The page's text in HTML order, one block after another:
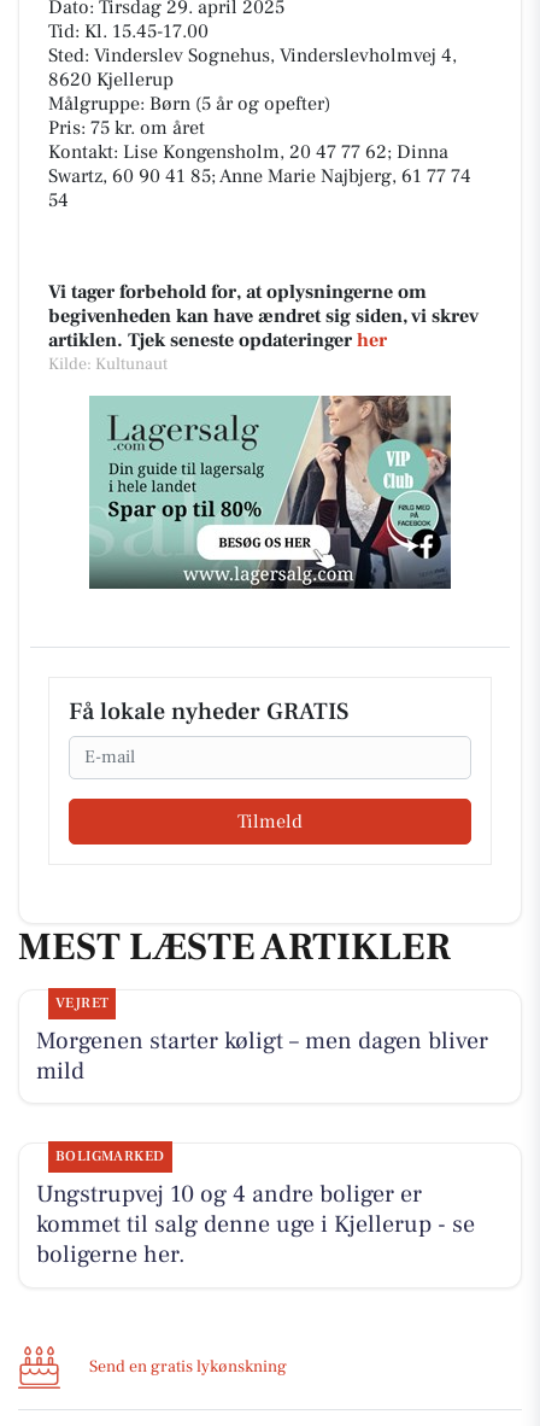
Dato: Tirsdag 29. april 2025
Tid: Kl. 15.45-17.00
Sted: Vinderslev Sognehus, Vinderslevholmvej 4,
8620 Kjellerup
Målgruppe: Børn (5 år og opefter)
Pris: 75 kr. om året
Kontakt: Lise Kongensholm, 20 47 77 62; Dinna
Swartz, 60 90 41 85; Anne Marie Najbjerg, 61 77 74
54
Vi tager forbehold for, at oplysningerne om
begivenheden kan have ændret sig siden, vi skrev
artiklen. Tjek seneste opdateringer her
Kilde: Kultunaut
Få lokale nyheder GRATIS
Email
Tilmeld
MEST LÆSTE ARTIKLER
VEJRET
Morgenen starter køligt – men dagen bliver
mild
BOLIGMARKED
Ungstrupvej 10 og 4 andre boliger er
kommet til salg denne uge i Kjellerup - se
boligerne her.
Send en gratis lykønskning